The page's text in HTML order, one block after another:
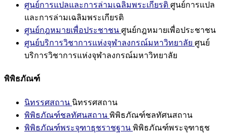
ศูนย์การแปลและการล่ามเฉลิมพระเกียรติ ศูนย์การแปล
และการล่ามเฉลิมพระเกียรติ
ศูนย์กฎหมายเพื่อประชาชน ศูนย์กฎหมายเพื่อประชาชน
ศูนย์บริการวิชาการแห่งจุฬาลงกรณ์มหาวิทยาลัย ศูนย์
บริการวิชาการแห่งจุฬาลงกรณ์มหาวิทยาลัย
พิพิธภัณฑ์
นิทรรศสถาน นิทรรศสถาน
พิพิธภัณฑ์ชลทัศนสถาน พิพิธภัณฑ์ชลทัศนสถาน
พิพิธภัณฑ์พระจุฑาธุชราชฐาน พิพิธภัณฑ์พระจุฑาธุช